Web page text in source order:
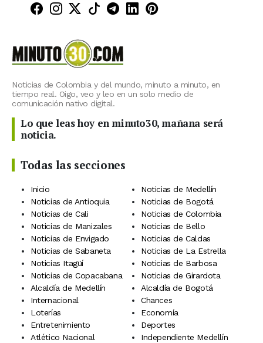
Minuto30 en Facebook
Minuto30 en Instagram
Minuto30 en X (Twitter)
Minuto30 en TikTok
Canal de Minuto30 en
Minuto30 en LinkedIn
Minuto30 en
Noticias de Colombia y del mundo, minuto a minuto, en
tiempo real. Oigo, veo y leo en un solo medio de
comunicación nativo digital.
Lo que leas hoy en minuto30, mañana será
noticia.
Todas las secciones
Inicio
Noticias de Medellín
Noticias de Antioquia
Noticias de Bogotá
Noticias de Cali
Noticias de Colombia
Noticias de Manizales
Noticias de Bello
Noticias de Envigado
Noticias de Caldas
Noticias de Sabaneta
Noticias de La Estrella
Noticias Itagüí
Noticias de Barbosa
Noticias de Copacabana
Noticias de Girardota
Alcaldía de Medellín
Alcaldía de Bogotá
Internacional
Chances
Loterías
Economía
Entretenimiento
Deportes
Atlético Nacional
Independiente Medellín